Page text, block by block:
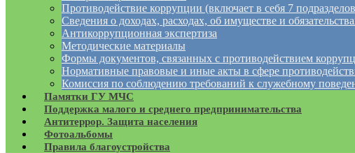
Противодействие коррупции (включает в себя 7
Сведения о доходах, расходах, об имуществе и
Антикоррупционная экспертиза
Методические материалы
Формы документов, связанных с противодействием
Нормативные правовые и иные акты в сфере
Комиссия по соблюдению требований к служебному
Памятки ГУ МЧС
Поддержка малого и среднего предпринимательства
Антитеррор. Защита населения
Фотоальбомы
Правила благоустройства